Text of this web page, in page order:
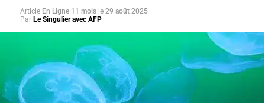
Article En Ligne 11 mois le 29 août 2025
Par Le Singulier avec AFP